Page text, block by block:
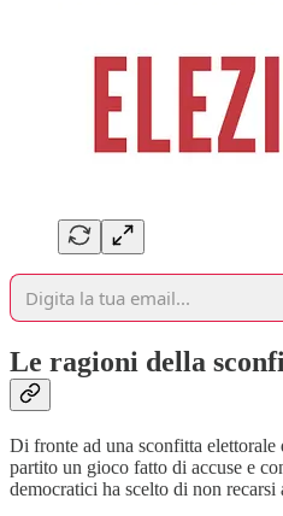
Le ragioni della
Di fronte ad una sconfitta
partito un gioco fatto di accuse e
democratici ha scelto di non recarsi